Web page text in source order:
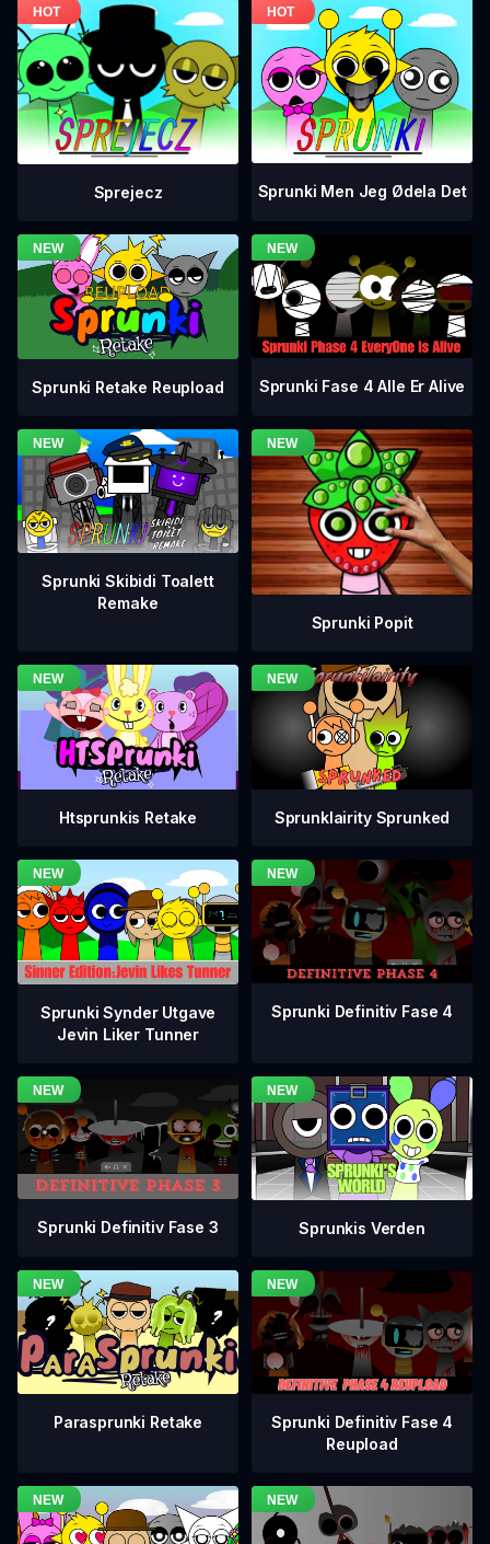
Sprejecz Sprunki Men Jeg Ødela Det
Sprunki Retake Reupload Sprunki Fase 4 Alle Er Alive
Sprunki Skibidi Toalett
Remake
Sprunki Popit
Htsprunkis Retake Sprunklairity Sprunked
Sprunki Synder Utgave
Jevin Liker Tunner
Sprunki Definitiv Fase 4
Sprunki Definitiv Fase 3 Sprunkis Verden
Parasprunki Retake
Sprunki Definitiv Fase 4
Reupload